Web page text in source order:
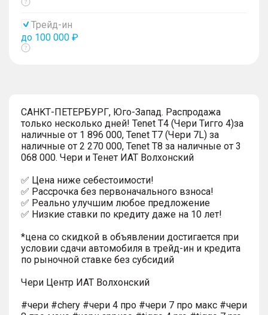
Показать
Трейд-ин
до 100 000 ₽
Показать
СAHKТ-ПЕTЕРБУРГ, Юго-Запaд. Распродажа
только несколько дней! Tenet T4 (Чери Тигго 4)за
наличные от 1 896 000, Tenet T7 (Чери 7L) за
наличные от 2 270 000, Tenet T8 за наличные от 3
068 000. Чеpи и Тенет ИАТ Волxонcкий
✅ Цена ниже себестоимости!
✅ Рассрочка без первоначального взноса!
✅ Реально улучшим любое предложение
✅ Низкие ставки по кредиту даже на 10 лет!
*цена со скидкой в объявлении достигается при
условии сдачи автомобиля в трейд-ин и кредита
по рыночной ставке без субсидий
Чери Центр ИАТ Волхонский
#чери #chery #чери 4 про #чери 7 про макс #чери